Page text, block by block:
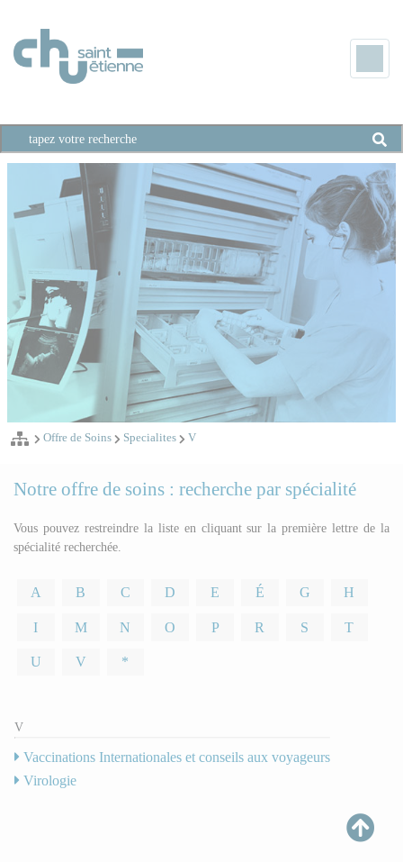
Offre de Soins Specialites V
Notre offre de soins : recherche par spécialité
Vous pouvez restreindre la liste en cliquant sur la première lettre de la
spécialité recherchée.
A B C D E É G H
I M N O P R S T
U V *
V
Vaccinations Internationales et conseils aux voyageurs
Virologie